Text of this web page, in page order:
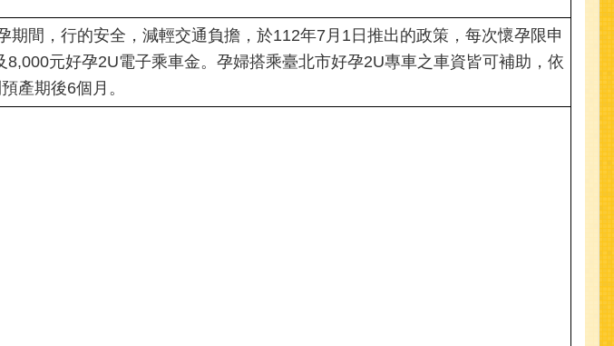
間，行的安全，減輕交通負擔，於112年7月1日推出的政策，每次懷孕限申
元好孕2U電子乘車金。孕婦搭乘臺北市好孕2U專車之車資皆可補助，依
產期後6個月。